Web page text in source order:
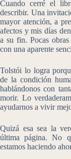
Cuando cerré el
describir. Una
mayor atención, a
afectos y mis días
a su fin. Pocas
con una aparente
Tolstói lo logra
de la condición
hablándonos con
morir. Lo
ayudarnos a vivir
Quizá esa sea la
última página. No
estamos haciendo